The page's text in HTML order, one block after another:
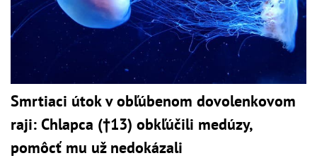
Smrtiaci útok v obľúbenom dovolenkovom
raji: Chlapca (†13) obkľúčili medúzy,
pomôcť mu už nedokázali